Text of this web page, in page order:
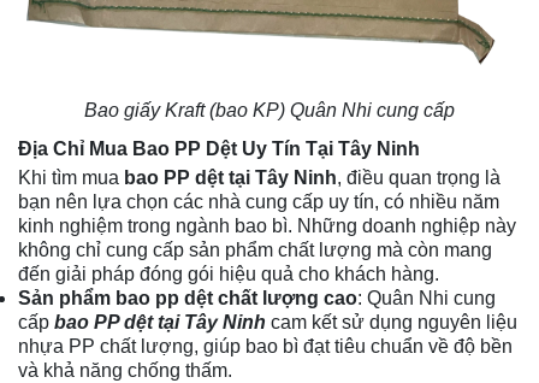
Bao giấy Kraft (bao KP) Quân Nhi cung cấp
Địa Chỉ Mua Bao PP Dệt Uy Tín Tại Tây Ninh
Khi tìm mua bao PP dệt tại Tây Ninh, điều quan trọng là
bạn nên lựa chọn các nhà cung cấp uy tín, có nhiều năm
kinh nghiệm trong ngành bao bì. Những doanh nghiệp này
không chỉ cung cấp sản phẩm chất lượng mà còn mang
đến giải pháp đóng gói hiệu quả cho khách hàng.
Sản phẩm bao pp dệt chất lượng cao: Quân Nhi cung
cấp bao PP dệt tại Tây Ninh cam kết sử dụng nguyên liệu
nhựa PP chất lượng, giúp bao bì đạt tiêu chuẩn về độ bền
và khả năng chống thấm.